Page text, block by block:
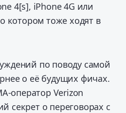
4[s], iPhone 4G или
котором тоже ходят в
по поводу самой
о её будущих фичах.
оператор Verizon
секрет о переговорах с